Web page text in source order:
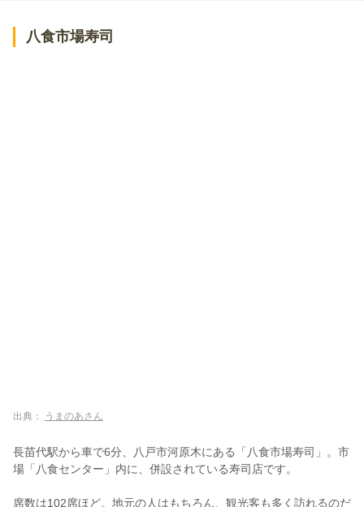
八食市場寿司
出典： うまのあさん
長苗代駅から車で6分、八戸市河原木にある「八食市場寿司」。市
場「八食センター」内に、併設されている寿司店です。
席数は102席ほど。地元の人はもちろん、観光客も多く訪れるのだ